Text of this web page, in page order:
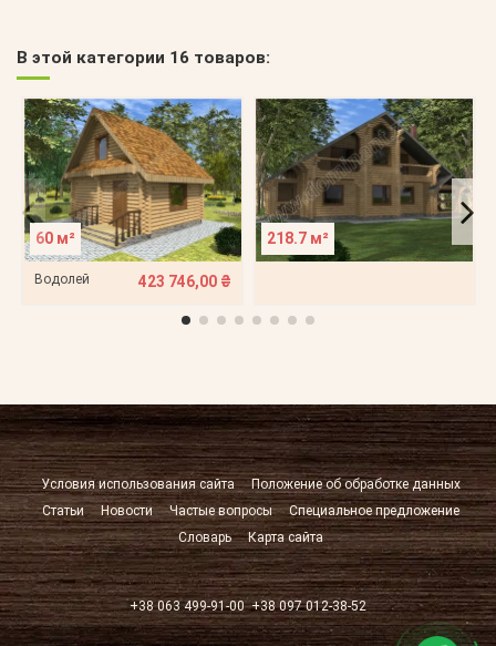
В этой категории 16 товаров:
60 м²
Водолей 423 746,00 ₴
218.7 м²
Условия использования сайта
Положение об обработке данных
Статьи
Новости Частые вопросы
Специальное предложение
Словарь
Карта сайта
+38 063 499-91-00 +38 097 012-38-52